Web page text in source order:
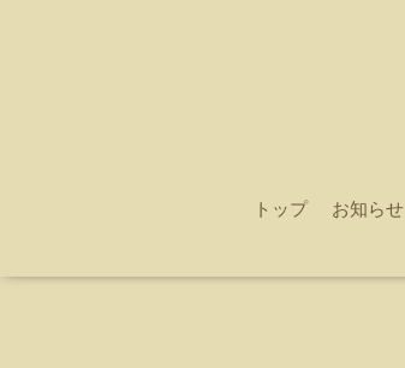
トップ お知らせ